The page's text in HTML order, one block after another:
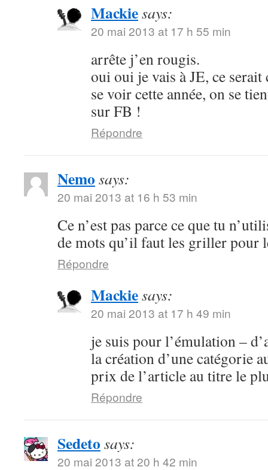
Mackiesays:
20 mai 2013 at 17 h 55 min
arrête j’en rougis.
oui oui je vais à JE, ce serait
se voir cette année, on se
sur FB !
Répondre
Nemo says:
20 mai 2013 at 16 h 53 min
Ce n’est pas parce ce que tu
de mots qu’il faut les griller pour
Répondre
Mackiesays:
20 mai 2013 at 17 h 49 min
je suis pour l’émulation –
la création d’une catégorie
prix de l’article au titre le
Répondre
Sedeto says:
20 mai 2013 at 20 h 42 min